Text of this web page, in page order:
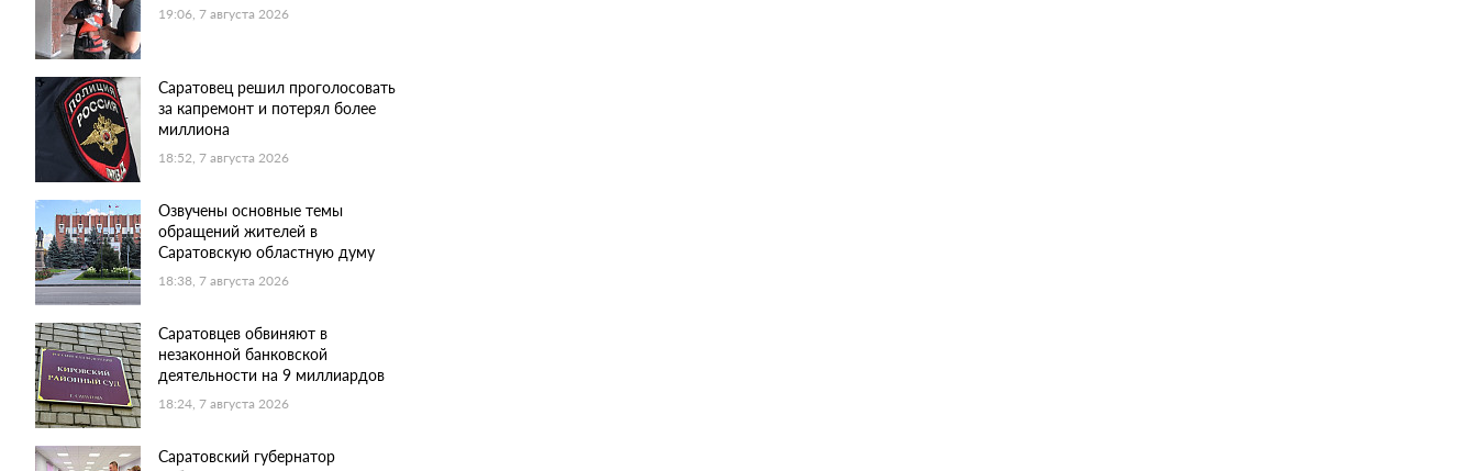
19:06, 7 августа 2026
Саратовец решил проголосовать
за капремонт и потерял более
миллиона
18:52, 7 августа 2026
Озвучены основные темы
обращений жителей в
Саратовскую областную думу
18:38, 7 августа 2026
Саратовцев обвиняют в
незаконной банковской
деятельности на 9 миллиардов
18:24, 7 августа 2026
Саратовский губернатор